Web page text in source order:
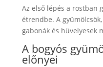
Az első lépés a rostban
étrendbe. A
gabonák és hüvelyesek
A bogyós
előnyei